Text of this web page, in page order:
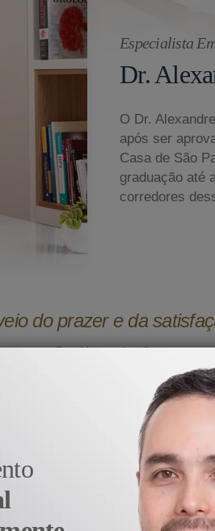
Especialista
Dr.
O Dr.
após ser
Casa de São
graduação até
corredores
do prazer e da
- Dr. Alexandre Sato